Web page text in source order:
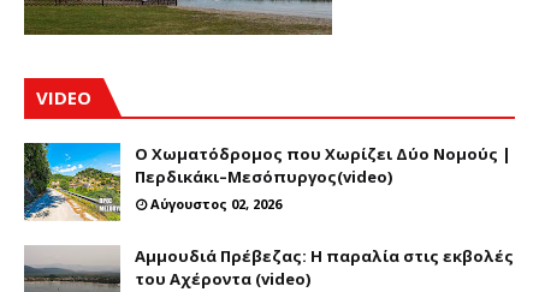
VIDEO
Ο Χωματόδρομος που Χωρίζει Δύο Νομούς |
Περδικάκι–Μεσόπυργος(video)
Αύγουστος 02, 2026
Αμμουδιά Πρέβεζας: Η παραλία στις εκβολές
του Αχέροντα (video)